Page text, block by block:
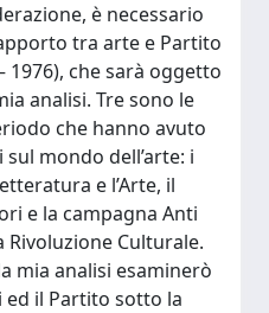
è necessario
tra arte e Partito
1976), che sarà oggetto
analisi. Tre sono le
che hanno avuto
mondo dell’arte: i
e l’Arte, il
e la campagna Anti
Rivoluzione Culturale.
mia analisi esaminerò
il Partito sotto la